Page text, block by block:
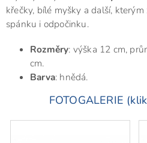
křečky, bílé myšky a další,
spánku i odpočinku.
Rozměry: výška 12 cm,
cm.
Barva: hnědá.
FOTOGALERIE